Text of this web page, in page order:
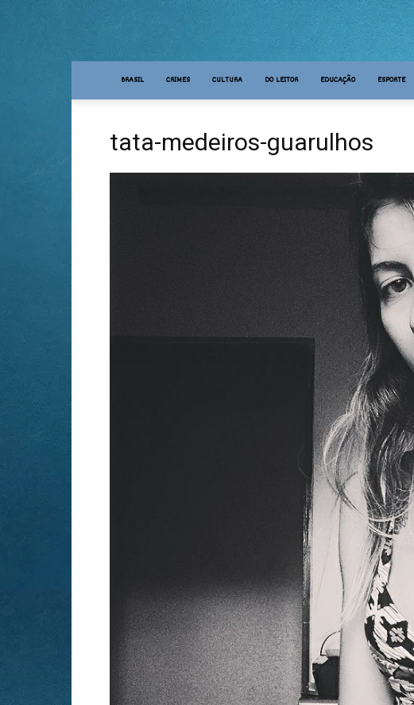
BRASIL CRIMES CULTURA DO LEITOR EDUCAÇÃO ESPORTE
tata-medeiros-guarulhos